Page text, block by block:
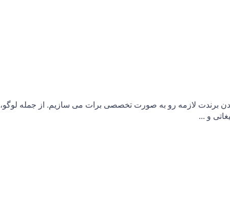
برندت لازمه رو به صورت تخصصی برات می سازیم. از جمله لوگو،
و ...